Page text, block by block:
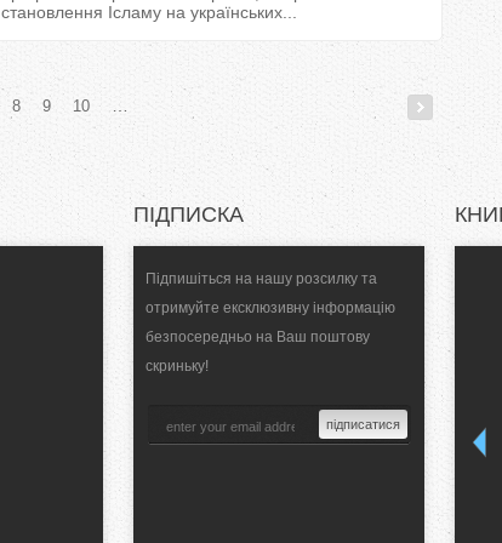
становлення Ісламу на українських...
8 9 10
ПІДПИСКА
Підпишіться на нашу розсилку та
отримуйте ексклюзивну інформацію
безпосередньо на Ваш поштову
скриньку!